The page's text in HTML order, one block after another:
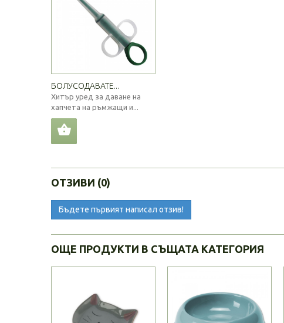
БОЛУСОДАВАТЕ...
Хитър уред за даване на
хапчета на ръмжащи и...
ОТЗИВИ (0)
Бъдете първият написал отзив!
ОЩЕ ПРОДУКТИ В СЪЩАТА КАТЕГОРИЯ